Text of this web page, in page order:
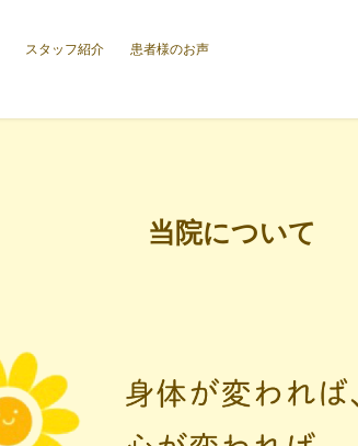
スタッフ紹介
患者様のお声
当院について